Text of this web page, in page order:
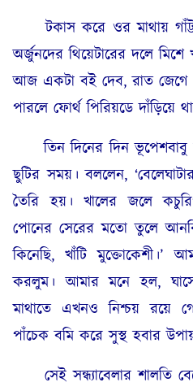
টকাস করে ওর মাথায় গাঁট্টা
অর্জুনদের থিয়েটারের দলে
আজ একটা বই দেব, রাত জেগে
পারলে ফোর্থ পিরিয়ডে দাঁড়িয়ে
তিন দিনের দিন
ছুটির সময়। বললেন,
তৈরি হয়। খালের জলে
পোনের সেরের মতো তুলে
কিনেছি, খাঁটি মুক্তোকেশী।’
করলুম। আমার মনে হল,
মাথাতে এখনও নিশ্চয় রয়ে
পাঁচেক বমি করে সুস্থ হবার
সেই সন্ধ্যাবেলার শালতি